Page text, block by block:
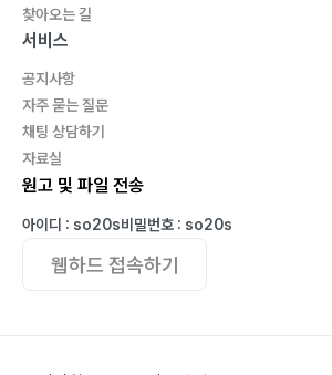
4) 처음에 인간의 야합공동체는 자연계
제4장 현대에 와서 이 세상은 완화된 약
서가 되었을 뿐입니다
Ⅰ 인간이 약육강식의 서열 질서를 가진
1) 혁명(revolution)이란 단어의 의미
인 옳음이 아닙니다
찾아오는 길
서비스
공지사항
자주 묻는 질문
채팅 상담하기
자료실
원고 및 파일 전송
아이디 : so20s비밀번호 : so20s
웹하드 접속하기